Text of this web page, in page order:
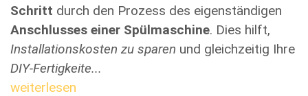
Schritt durch den Prozess des eigenständigen
Anschlusses einer Spülmaschine. Dies hilft,
Installationskosten zu sparen und gleichzeitig Ihre
DIY-Fertigkeite...
weiterlesen